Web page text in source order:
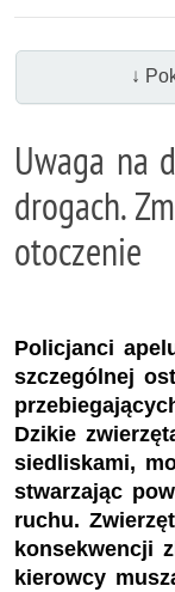
↓
Uwaga na
drogach.
otoczenie
Policjanci
szczególnej
Dzikie
siedliskami,
stwarzając
ruchu.
konsekwencji
kierowcy